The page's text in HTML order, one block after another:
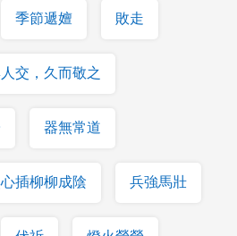
季節遞嬗 敗走
交，久而敬之
器無常道
插柳柳成陰 兵強馬壯